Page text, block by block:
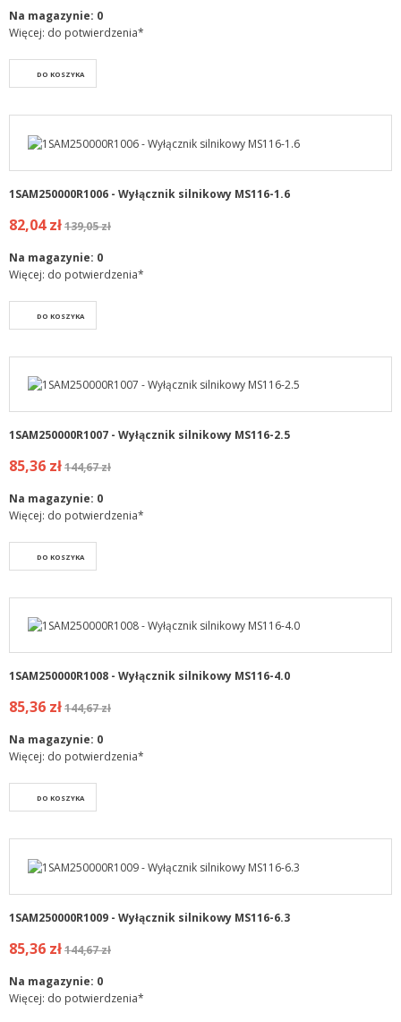
Na magazynie: 0
Więcej: do potwierdzenia*
DO KOSZYKA
1SAM250000R1006 - Wyłącznik silnikowy MS116-1.6
82,04 zł139,05 zł
Na magazynie: 0
Więcej: do potwierdzenia*
DO KOSZYKA
1SAM250000R1007 - Wyłącznik silnikowy MS116-2.5
85,36 zł144,67 zł
Na magazynie: 0
Więcej: do potwierdzenia*
DO KOSZYKA
1SAM250000R1008 - Wyłącznik silnikowy MS116-4.0
85,36 zł144,67 zł
Na magazynie: 0
Więcej: do potwierdzenia*
DO KOSZYKA
1SAM250000R1009 - Wyłącznik silnikowy MS116-6.3
85,36 zł144,67 zł
Na magazynie: 0
Więcej: do potwierdzenia*